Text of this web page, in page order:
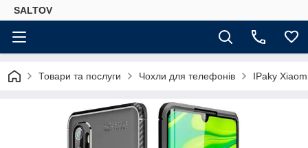
SALTOV
Товари та послуги Чохли для телефонів IPaky